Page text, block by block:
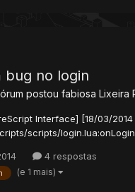
bug no login
postou fabiosa Lixeira
Interface] [18/03/2014
scripts/
rep para quem ajudar.
4 respostas
(e 1 mais)